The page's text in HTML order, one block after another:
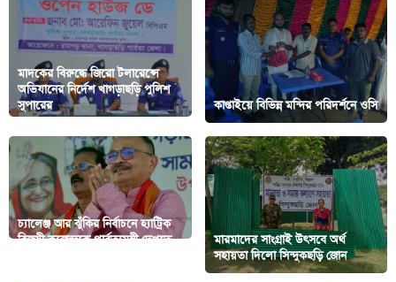
মাদকের বিরুদ্ধে জিরো টলারেন্সে
অভিযানের নির্দেশ খাগড়াছড়ি পুলিশ
সুপারের
কাপ্তাইয়ে বিভিন্ন মন্দির পরিদর্শনে ওসি
চ্যালেঞ্জ আর ঝুঁকির নির্বাচনে হ্যাট্রিক
বিজয়ী কুজেন্দ্রকে পার্বত্যমন্ত্রী দেখতে
মারমাদের সাংগ্রাই উৎসবে অর্থ
সহায়তা দিলো সিন্দুকছড়ি জোন